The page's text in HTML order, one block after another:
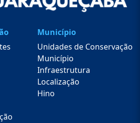
Município
Unidades de Conservação
Município
Infraestrutura
Localização
Hino